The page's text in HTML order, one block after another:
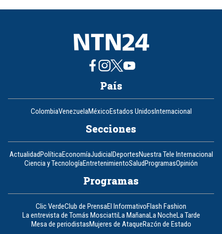
8
País
ColombiaVenezuelaMéxicoEstados UnidosInternacional
Secciones
ActualidadPolíticaEconomíaJudicialDeportesNuestra Tele Internacional
Ciencia y TecnologíaEntretenimientoSaludProgramasOpinión
Programas
Clic VerdeClub de PrensaEl InformativoFlash Fashion
La entrevista de Tomás MosciattiLa MañanaLa NocheLa Tarde
Mesa de periodistasMujeres de AtaqueRazón de Estado